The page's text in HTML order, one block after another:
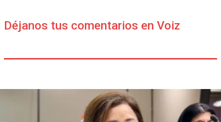
Déjanos tus comentarios en Voiz